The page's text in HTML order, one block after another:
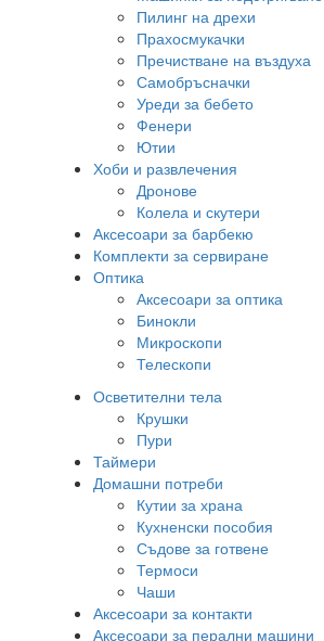
Пилинг на дрехи
Прахосмукачки
Пречистване на въздуха
Самобръсначки
Уреди за бебето
Фенери
Ютии
Хоби и развлечения
Дронове
Колела и скутери
Аксесоари за барбекю
Комплекти за сервиране
Оптика
Аксесоари за оптика
Бинокли
Микроскопи
Телескопи
Осветителни тела
Крушки
Пури
Таймери
Домашни потреби
Кутии за храна
Кухненски пособия
Съдове за готвене
Термоси
Чаши
Аксесоари за контакти
Аксесоари за перални машини